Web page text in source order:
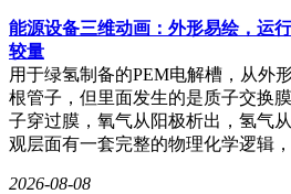
能源设备三维动画：外形易绘，运
较量
用于绿氢制备的PEM电解槽，从外
根管子，但里面发生的是质子交换
子穿过膜，氧气从阳极析出，氢气
观层面有一套完整的物理化学逻辑
2026-08-08